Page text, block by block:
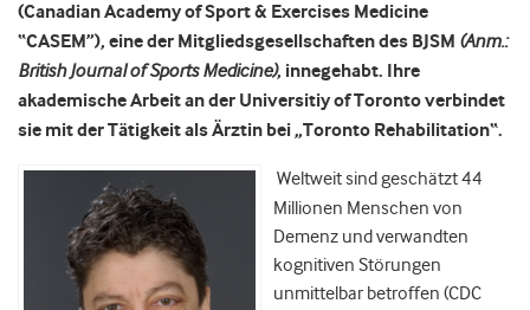
(Canadian Academy of Sport & Exercises Medicine
“CASEM”), eine der Mitgliedsgesellschaften des BJSM (Anm.:
British Journal of Sports Medicine), innegehabt. Ihre
akademische Arbeit an der Universitiy of Toronto verbindet
sie mit der Tätigkeit als Ärztin bei „Toronto Rehabilitation“.
Weltweit sind geschätzt 44
Millionen Menschen von
Demenz und verwandten
kognitiven Störungen
unmittelbar betroffen (CDC